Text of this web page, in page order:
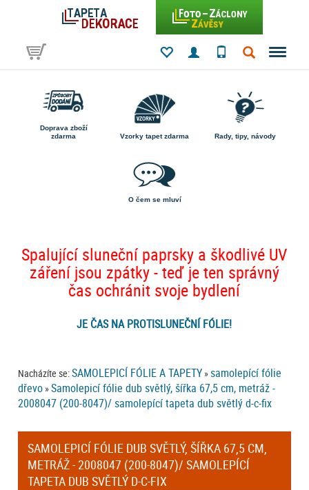
Doprava zboží
zdarma
Vzorky tapet zdarma Rady, tipy, návody
O čem se mluví
Spalující sluneční paprsky a škodlivé UV
záření jsou zpátky - teď je ten správný
čas ochránit svoje bydlení
JE ČAS NA PROTISLUNEČNÍ FÓLIE!
Nacházíte se:SAMOLEPICÍ FÓLIE A TAPETY »samolepící fólie
dřevo »Samolepicí fólie dub světlý, šířka 67,5 cm, metráž -
2008047 (200-8047)/ samolepící tapeta dub světlý d-c-fix
SAMOLEPICÍ FÓLIE DUB SVĚTLÝ, ŠÍŘKA 67,5 CM,
METRÁŽ - 2008047 (200-8047)/ SAMOLEPÍCÍ
TAPETA DUB SVĚTLÝ D-C-FIX